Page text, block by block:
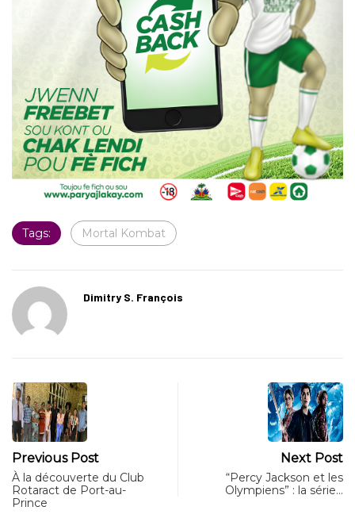
Tags: Mortal Kombat
Dimitry S. François
Previous Post
À la découverte du Club
Rotaract de Port-au-
Prince
Next Post
“Percy Jackson et les
Olympiens” : la série…